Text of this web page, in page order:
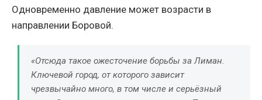
Одновременно давление может возрасти в
направлении Боровой.
«Отсюда такое ожесточение борьбы за Лиман.
Ключевой город, от которого зависит
чрезвычайно много, в том числе и серьёзный